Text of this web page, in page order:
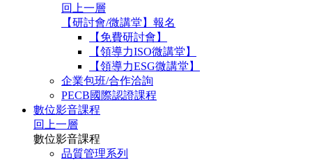
回上一層
【研討會/微講堂】報名
【免費研討會】
【領導力ISO微講堂】
【領導力ESG微講堂】
企業包班/合作洽詢
PECB國際認證課程
數位影音課程
回上一層
數位影音課程
品質管理系列